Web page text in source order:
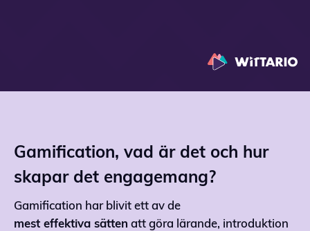
Gamification, vad är det och hur
skapar det engagemang?
Gamification har blivit ett av de
mest effektiva sätten att göra lärande, introduktion